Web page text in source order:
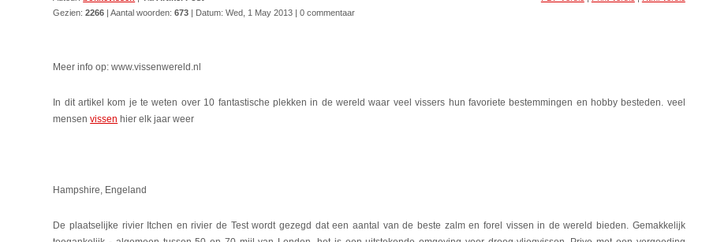
Gezien:2266 | Aantal woorden:673 | Datum:Wed, 1 May 2013 | 0 commentaar
Meer info op: www.vissenwereld.nl
In dit artikel kom je te weten over 10 fantastische plekken in de wereld waar veel vissers hun favoriete bestemmingen en hobby besteden. veel
mensenvissen hier elk jaar weer
Hampshire, Engeland
De plaatselijke rivier Itchen en rivier de Test wordt gezegd dat een aantal van de beste zalm en forel vissen in de wereld bieden. Gemakkelijk